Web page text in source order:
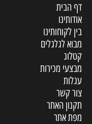
דף הבית
אודותינו
בין לקוחותינו
מבוא לגלגלים
קטלוג
מבצעי מכירות
עגלות
צור קשר
תקנון האתר
מפת אתר